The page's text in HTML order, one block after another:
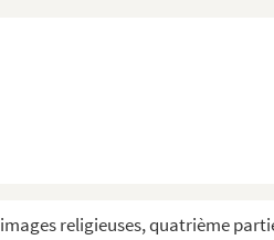
religieuses, quatrième